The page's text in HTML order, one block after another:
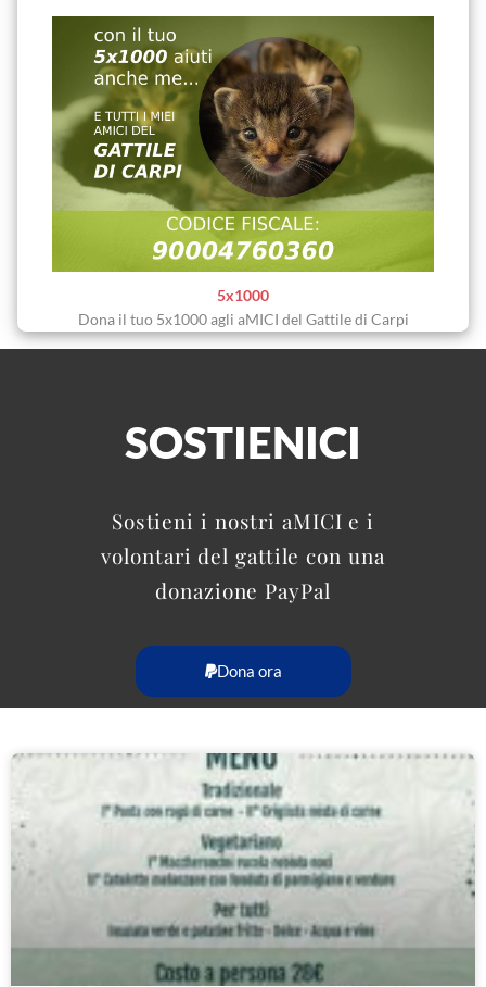
5x1000
Dona il tuo 5x1000 agli aMICI del Gattile di Carpi
SOSTIENICI
Sostieni i nostri aMICI e i
volontari del gattile con una
donazione PayPal
Dona ora